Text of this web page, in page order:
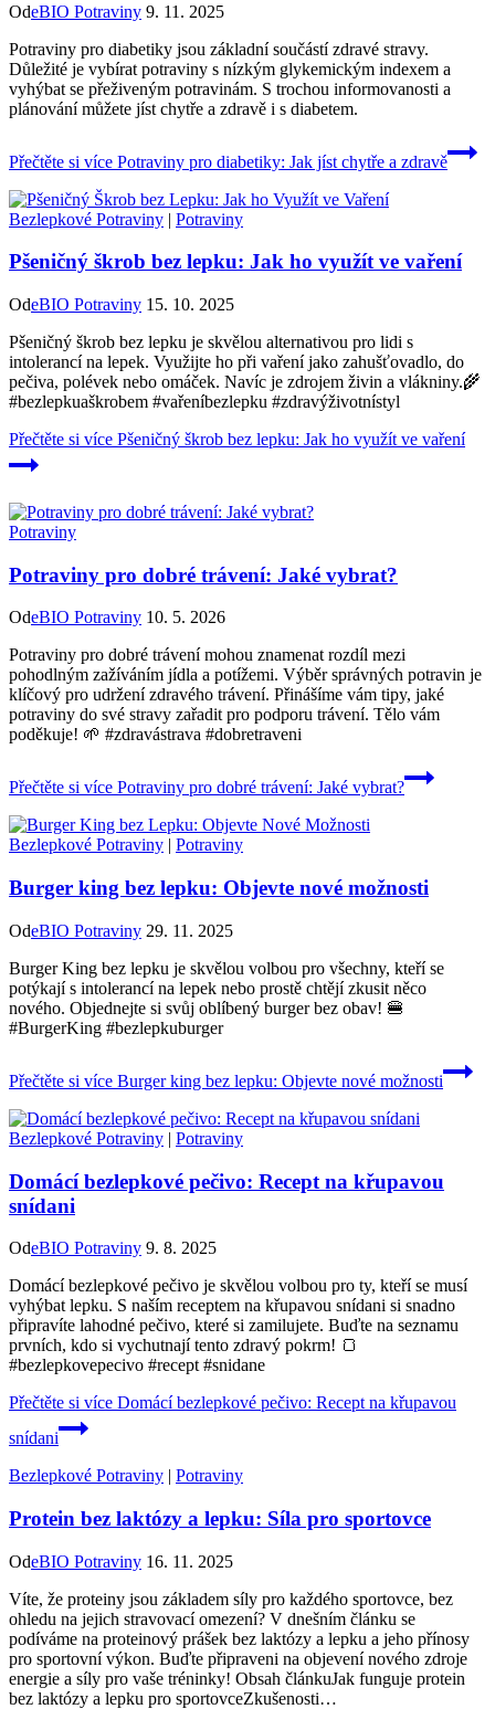
OdeBIO Potraviny 9. 11. 2025
Potraviny pro diabetiky jsou základní součástí zdravé stravy.
Důležité je vybírat potraviny s nízkým glykemickým indexem a
vyhýbat se přeživeným potravinám. S trochou informovanosti a
plánování můžete jíst chytře a zdravě i s diabetem.
Přečtěte si více Potraviny pro diabetiky: Jak jíst chytře a zdravě
Bezlepkové Potraviny | Potraviny
Pšeničný škrob bez lepku: Jak ho využít ve vaření
OdeBIO Potraviny 15. 10. 2025
Pšeničný škrob bez lepku je skvělou alternativou pro lidi s
intolerancí na lepek. Využijte ho při vaření jako zahušťovadlo, do
pečiva, polévek nebo omáček. Navíc je zdrojem živin a vlákniny.🌾
#bezlepkuaškrobem #vařeníbezlepku #zdravýživotnístyl
Přečtěte si více Pšeničný škrob bez lepku: Jak ho využít ve vaření
Potraviny
Potraviny pro dobré trávení: Jaké vybrat?
OdeBIO Potraviny 10. 5. 2026
Potraviny pro dobré trávení mohou znamenat rozdíl mezi
pohodlným zažíváním jídla a potížemi. Výběr správných potravin je
klíčový pro udržení zdravého trávení. Přinášíme vám tipy, jaké
potraviny do své stravy zařadit pro podporu trávení. Tělo vám
poděkuje! 🌱 #zdravástrava #dobretraveni
Přečtěte si více Potraviny pro dobré trávení: Jaké vybrat?
Bezlepkové Potraviny | Potraviny
Burger king bez lepku: Objevte nové možnosti
OdeBIO Potraviny 29. 11. 2025
Burger King bez lepku je skvělou volbou pro všechny, kteří se
potýkají s intolerancí na lepek nebo prostě chtějí zkusit něco
nového. Objednejte si svůj oblíbený burger bez obav! 🍔
#BurgerKing #bezlepkuburger
Přečtěte si více Burger king bez lepku: Objevte nové možnosti
Bezlepkové Potraviny | Potraviny
Domácí bezlepkové pečivo: Recept na křupavou
snídani
OdeBIO Potraviny 9. 8. 2025
Domácí bezlepkové pečivo je skvělou volbou pro ty, kteří se musí
vyhýbat lepku. S naším receptem na křupavou snídani si snadno
připravíte lahodné pečivo, které si zamilujete. Buďte na seznamu
prvních, kdo si vychutnají tento zdravý pokrm! 🍞
#bezlepkovepecivo #recept #snidane
Přečtěte si více Domácí bezlepkové pečivo: Recept na křupavou
snídani
Bezlepkové Potraviny | Potraviny
Protein bez laktózy a lepku: Síla pro sportovce
OdeBIO Potraviny 16. 11. 2025
Víte, že proteiny jsou základem síly pro každého sportovce, bez
ohledu na jejich stravovací omezení? V dnešním článku se
podíváme na proteinový prášek bez laktózy a lepku a jeho přínosy
pro sportovní výkon. Buďte připraveni na objevení nového zdroje
energie a síly pro vaše tréninky! Obsah článkuJak funguje protein
bez laktózy a lepku pro sportovceZkušenosti…